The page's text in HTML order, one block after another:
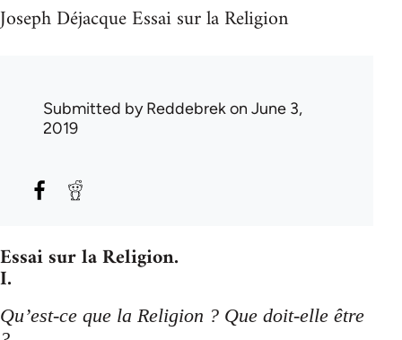
Joseph Déjacque Essai sur la Religion
Submitted byReddebrekon June 3,
2019
Essai sur la Religion.
I.
Qu’est-ce que la Religion ? Que doit-elle être